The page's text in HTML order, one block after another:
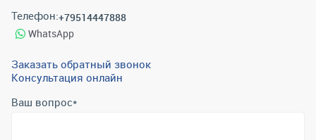
Телефон:+79514447888
WhatsApp
Заказать обратный звонок
Консультация онлайн
Ваш вопрос*